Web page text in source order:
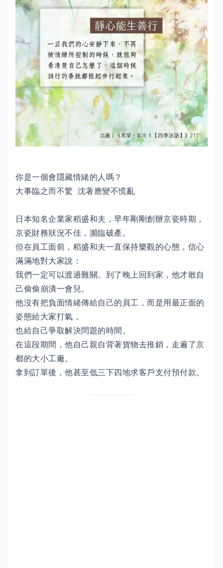
你是一個會隱藏情緒的人嗎？
大事臨之而不驚 沈著應變不慌亂
日本知名企業家稻盛和夫，早年剛剛創辦京瓷時期，
京瓷財務狀況不佳，瀕臨破產。
但在員工面前，稻盛和夫一直保持樂觀的心態，信心
滿滿地對大家說：
我們一定可以渡過難關。到了晚上回到家，他才敢自
己偷偷崩潰一會兒。
他沒有把負面情緒傳給自己的員工，而是用最正面的
姿態給大家打氣，
也給自己爭取解決問題的時間。
在這段期間，他自己親自背著貨物去推銷，走遍了京
都的大小工廠。
拿到訂單後，他甚至低三下四地求客戶支付預付款。